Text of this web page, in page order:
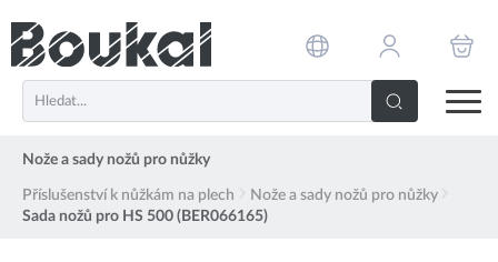
Nože a sady nožů pro nůžky
Příslušenství k nůžkám na plech
Nože a sady nožů pro nůžky
Sada nožů pro HS 500 (BER066165)